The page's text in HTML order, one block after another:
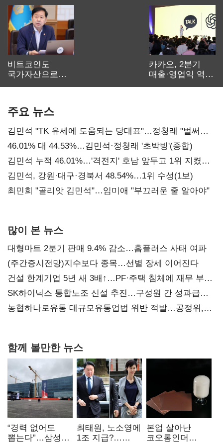
비트코인도
국가자산으로…'
카카오, 2분기
매출·영업익 역대
주요 뉴스
김민석 "TK 유세에 도움되는 당대표"…정청래 "벌써
대표된 양 당직 배분"
46.01% 대 44.53%…김민석·정청래 '초박빙'(종합)
김민석 누적 46.01%…'격전지' 호남 앞두고 1위 지켰다
(2보)
김민석, 강원·대구·경북서 48.54%…1위 수성(1보)
최민희 "골리앗 김민석"…임미애 "부끄러운 줄 알아야"
많이 본 뉴스
대형마트 2분기 판매 9.4% 감소…홈플러스 사태 여파
(주간증시전망)지수보다 종목…선별 장세 이어진다
건설 한계기업 5년 새 3배↑…PF·주택 침체에 재무 부담
확대
SK하이닉스 통합노조 신설 추진…구성원 간 성과급
불만 확산
농협하나로유통 대규모유통업법 위반 적발…공정위,
함께 볼만한 뉴스
“경력 없어도
뽑는다”…삼성
최태원, 노소영에
1조 지급?…
본업 살아난
코오롱인더